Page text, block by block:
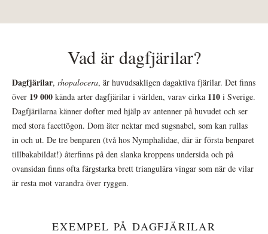
Vad är dagfjärilar?
Dagfjärilar, rhopalocera, är huvudsakligen dagaktiva fjärilar. Det finns
över 19 000 kända arter dagfjärilar i världen, varav cirka 110 i Sverige.
Dagfjärilarna känner dofter med hjälp av antenner på huvudet och ser
med stora facettögon. Dom äter nektar med sugsnabel, som kan rullas
in och ut. De tre benparen (två hos Nymphalidae, där är första benparet
tillbakabildat!) återfinns på den slanka kroppens undersida och på
ovansidan finns ofta färgstarka brett triangulära vingar som när de vilar
är resta mot varandra över ryggen.
EXEMPEL PÅ DAGFJÄRILAR